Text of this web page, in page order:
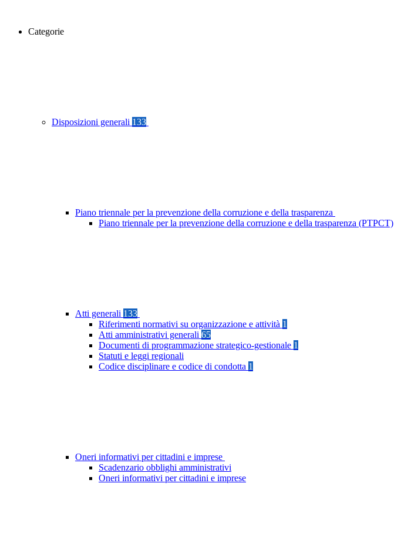
Categorie
Disposizioni generali 133
Piano triennale per la prevenzione della corruzione e della trasparenza
Piano triennale per la prevenzione della corruzione e della trasparenza (PTPCT)
Atti generali 133
Riferimenti normativi su organizzazione e attività 1
Atti amministrativi generali 65
Documenti di programmazione strategico-gestionale 1
Statuti e leggi regionali
Codice disciplinare e codice di condotta 1
Oneri informativi per cittadini e imprese
Scadenzario obblighi amministrativi
Oneri informativi per cittadini e imprese